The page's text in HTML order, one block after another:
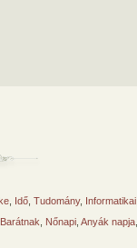
Idő Tudomány, Informatikai
Nőnapi Anyák napja